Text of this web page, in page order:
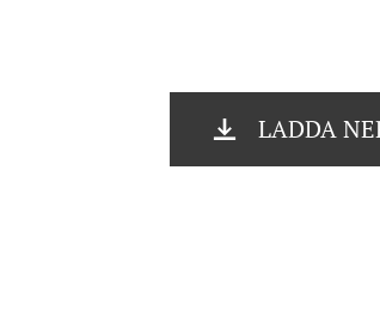
LADDA